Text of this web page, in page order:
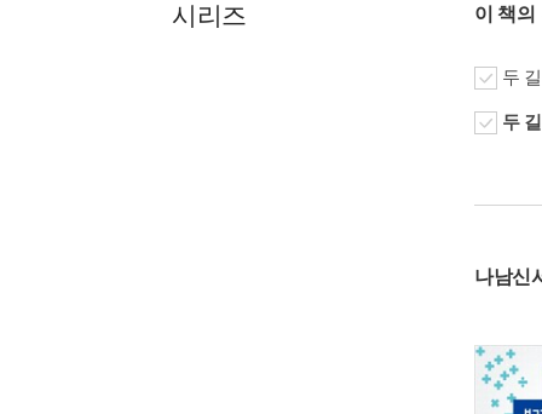
시리즈 이 책의
두
두
나남신